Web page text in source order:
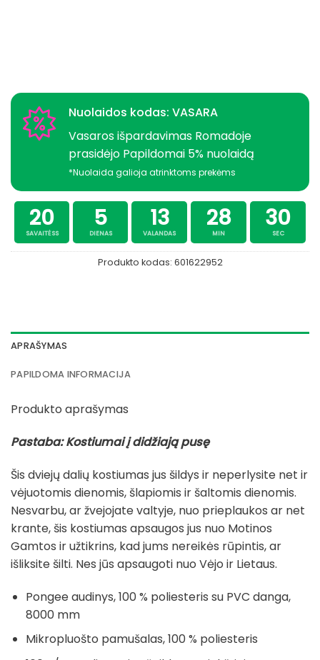
Nuolaidos kodas: VASARA
Vasaros išpardavimas Romadoje
prasidėjo Papildomai 5% nuolaidą
*Nuolaida galioja atrinktoms prekėms
20
SAVAITĖSS
5
DIENAS
13
VALANDAS
28
MIN
30
SEC
Produkto kodas: 601622952
APRAŠYMAS
PAPILDOMA INFORMACIJA
Produkto aprašymas
Pastaba: Kostiumai į didžiają pusę
Šis dviejų dalių kostiumas jus šildys ir neperlysite ​​net ir
vėjuotomis dienomis, šlapiomis ir šaltomis dienomis.
Nesvarbu, ar žvejojate valtyje, nuo prieplaukos ar net
krante, šis kostiumas apsaugos jus nuo Motinos
Gamtos ir užtikrins, kad jums nereikės rūpintis, ar
išliksite šilti. Nes jūs apsaugoti nuo Vėjo ir Lietaus.
Pongee audinys, 100 % poliesteris su PVC danga,
8000 mm
Mikropluošto pamušalas, 100 % poliesteris